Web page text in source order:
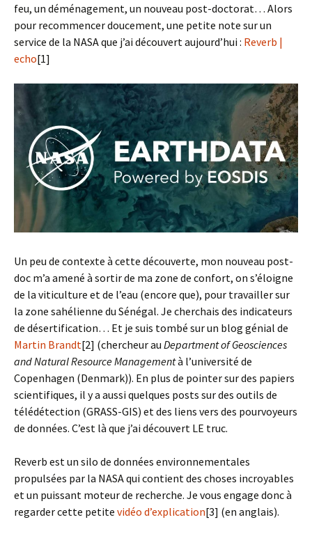
feu, un déménagement, un nouveau post-doctorat… Alors
pour recommencer doucement, une petite note sur un
service de la NASA que j’ai découvert aujourd’hui : Reverb |
echo[1]
Un peu de contexte à cette découverte, mon nouveau post-
doc m’a amené à sortir de ma zone de confort, on s’éloigne
de la viticulture et de l’eau (encore que), pour travailler sur
la zone sahélienne du Sénégal. Je cherchais des indicateurs
de désertification… Et je suis tombé sur un blog génial de
Martin Brandt[2] (chercheur au Department of Geosciences
and Natural Resource Managementà l’université de
Copenhagen (Denmark)). En plus de pointer sur des papiers
scientifiques, il y a aussi quelques posts sur des outils de
télédétection (GRASS-GIS) et des liens vers des pourvoyeurs
de données. C’est là que j’ai découvert LE truc.
Reverb est un silo de données environnementales
propulsées par la NASA qui contient des choses incroyables
et un puissant moteur de recherche. Je vous engage donc à
regarder cette petite vidéo d’explication[3] (en anglais).